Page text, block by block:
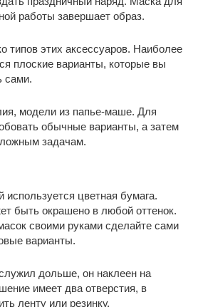
работы завершает образ.
типов этих аксессуаров. Наиболее
плоские варианты, которые вы
сами.
модели из папье-маше. Для
обычные варианты, а затем
задачам.
используется цветная бумага.
быть окрашено в любой оттенок.
своими руками сделайте сами
варианты.
дольше, он наклеен на
имеет два отверстия, в
ленту или резинку.